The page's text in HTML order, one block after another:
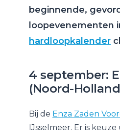
beginnende,
loopevenementen
hardloopkalender
4 september:
(Noord-
Bij de Enza Zaden
IJsselmeer. Er is